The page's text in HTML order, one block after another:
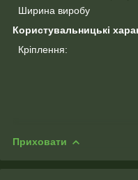
Ширина виробу
Користувальницькі
Кріплення:
Приховати